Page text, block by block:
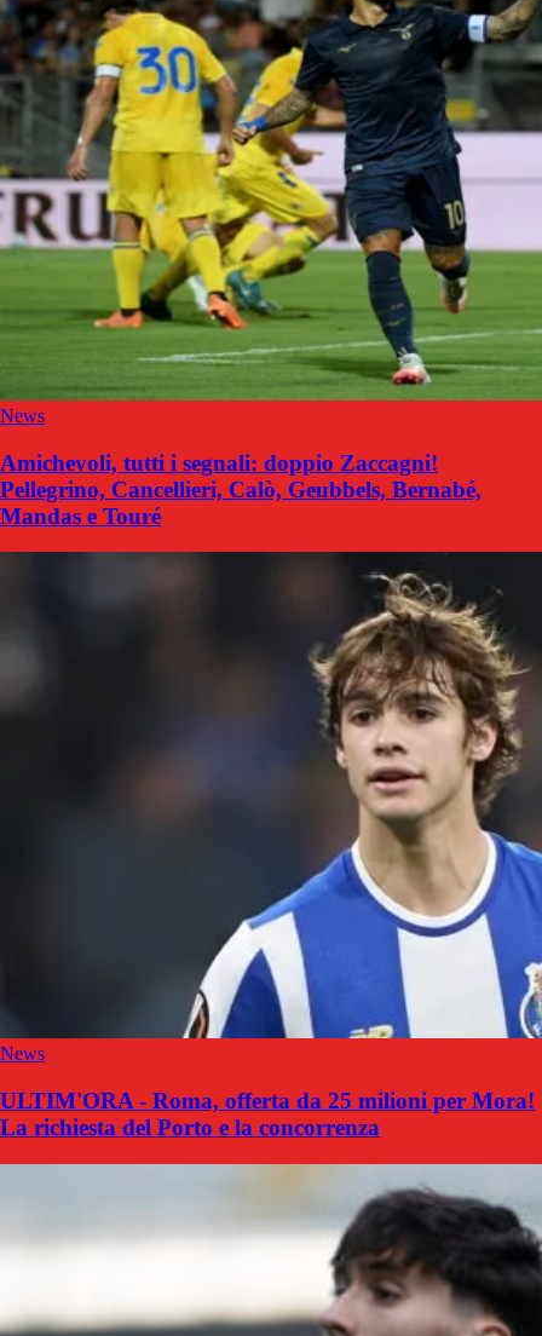
News
Amichevoli, tutti i segnali: doppio Zaccagni!
Pellegrino, Cancellieri, Calò, Geubbels, Bernabé,
Mandas e Touré
News
ULTIM'ORA - Roma, offerta da 25 milioni per Mora!
La richiesta del Porto e la concorrenza